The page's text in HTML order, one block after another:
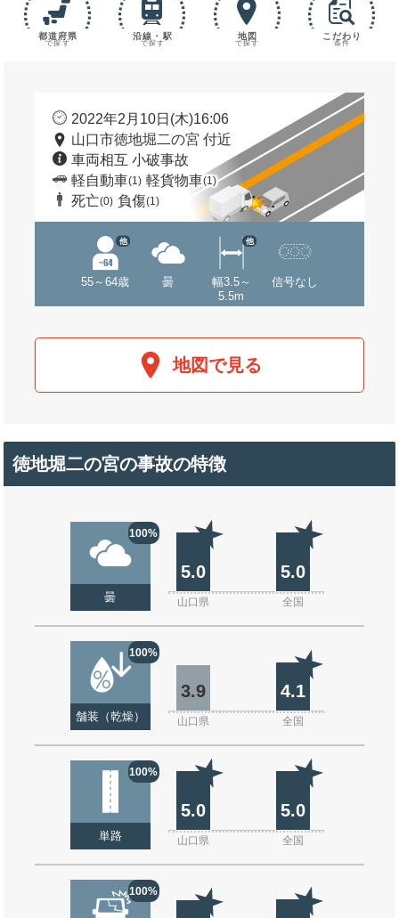
都道府県
で探す
沿線・駅
で探す
地図
で探す
こだわり
条件
2022年2月10日(木)16:06
山口市徳地堀二の宮 付近
車両相互 小破事故
軽自動車(1) 軽貨物車(1)
死亡(0) 負傷(1)
55～64歳
他
曇
幅3.5～
5.5m
他
信号なし
地図で見る
徳地堀二の宮の事故の特徴
100%
曇
5.0 5.0
山口県 全国
100%
舗装（乾燥）
3.9 4.1
山口県 全国
100%
単路
5.0 5.0
山口県 全国
100%